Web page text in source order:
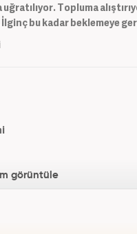
Topluma
bu kadar beklemeye
görüntüle